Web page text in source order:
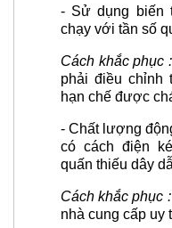
- Sử dụng biến
chạy với tần số
Cách khắc phục :
phải điều chỉnh
hạn chế được
- Chất lượng
có cách điện
quấn thiếu dây
Cách khắc phục :
nhà cung cấp uy